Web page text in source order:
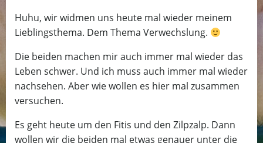
Huhu, wir widmen uns heute mal wieder meinem
Lieblingsthema. Dem Thema Verwechslung.
Die beiden machen mir auch immer mal wieder das
Leben schwer. Und ich muss auch immer mal wieder
nachsehen. Aber wie wollen es hier mal zusammen
versuchen.
Es geht heute um den Fitis und den Zilpzalp. Dann
wollen wir die beiden mal etwas genauer unter die